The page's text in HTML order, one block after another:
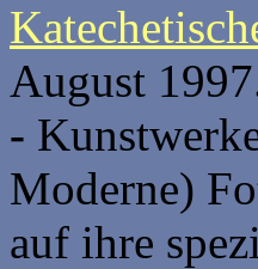
August
-
Moderne)
auf ihre